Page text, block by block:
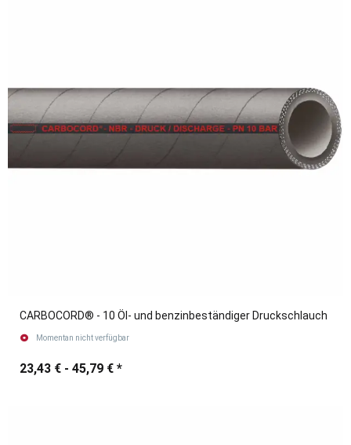
CARBOCORD® - 10 Öl- und benzinbeständiger Druckschlauch
Momentan nicht verfügbar
23,43 € - 45,79 € *